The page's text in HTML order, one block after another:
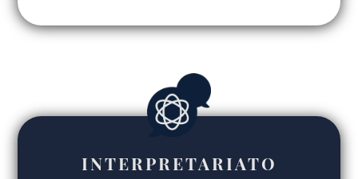
INTERPRETARIATO